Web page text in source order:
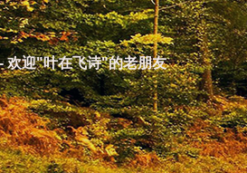
欢迎"叶在飞诗"的老朋友